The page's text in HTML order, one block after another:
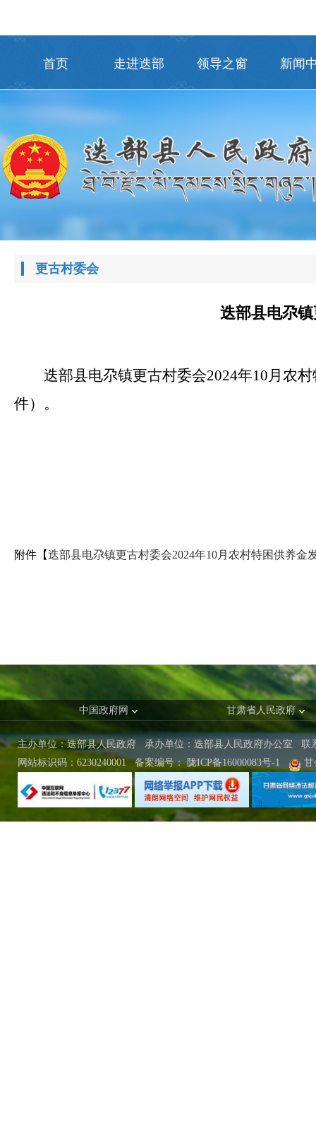
首页 走进迭部 领导之窗 新闻
更古村委会
迭部县电尕
迭部县电尕镇更古村委会2024年10月农
件）。
附件【迭部县电尕镇更古村委会2024年10月农村特困供养金
中国政府网 甘肃省人民政府
主办单位：迭部县人民政府 承办单位：迭部县人民政府办公室 联
网站标识码：6230240001
备案编号： 陇ICP备16000083号-1 甘